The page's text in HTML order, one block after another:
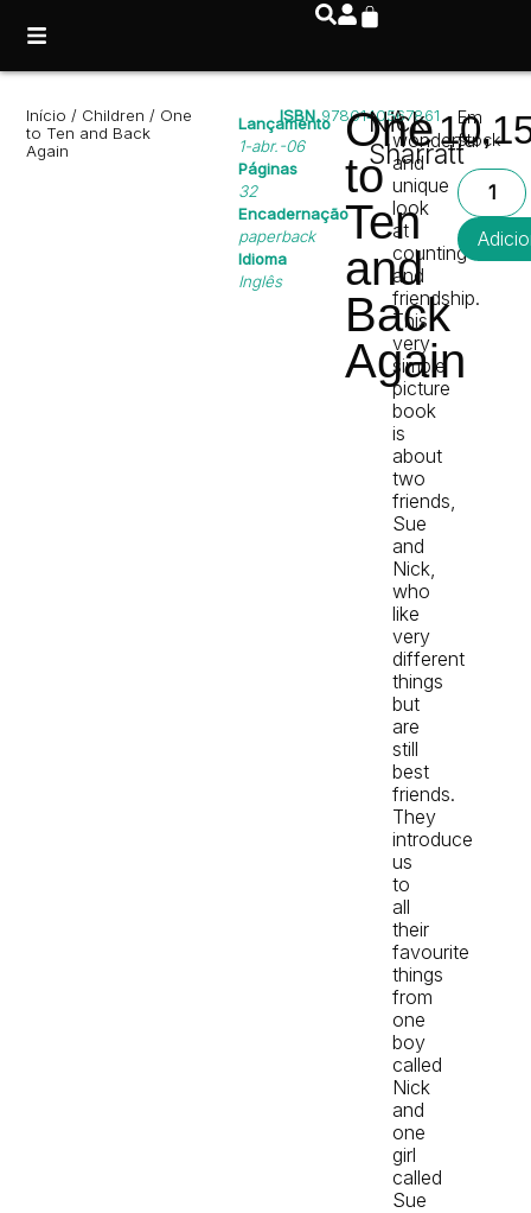
Início / Children / One
to Ten and Back
Again
Lançamento
1-abr.-06
Páginas
32
Encadernação
paperback
Idioma
Inglês
ISBN 9780140567861
One
to
Ten
and
Back
Again
Nick
Sharratt
A
wonderful
and
unique
look
at
counting
and
friendship.
This
very
simple
picture
book
is
about
two
friends,
Sue
and
Nick,
who
like
very
different
things
but
are
still
best
friends.
They
introduce
us
to
all
their
favourite
things
from
one
boy
called
Nick
and
one
girl
called
Sue
Em
stock